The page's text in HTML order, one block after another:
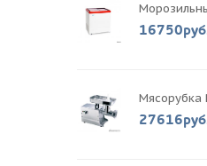
Мясорубка